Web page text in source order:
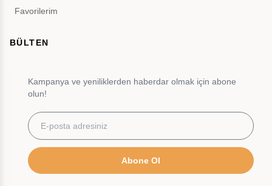
Favorilerim
BÜLTEN
Kampanya ve yeniliklerden haberdar olmak için abone
olun!
Abone Ol